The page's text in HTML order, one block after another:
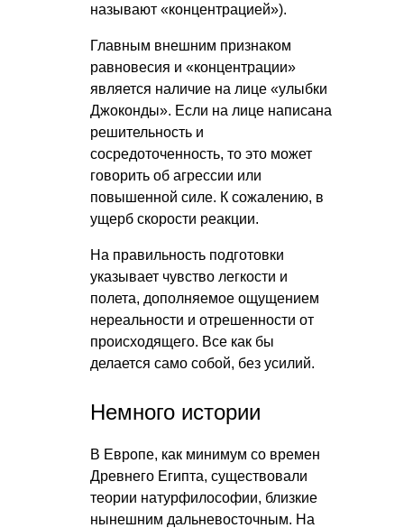
называют «концентрацией»).
Главным внешним признаком
равновесия и «концентрации»
является наличие на лице «улыбки
Джоконды». Если на лице написана
решительность и
сосредоточенность, то это может
говорить об агрессии или
повышенной силе. К сожалению, в
ущерб скорости реакции.
На правильность подготовки
указывает чувство легкости и
полета, дополняемое ощущением
нереальности и отрешенности от
происходящего. Все как бы
делается само собой, без усилий.
Немного истории
В Европе, как минимум со времен
Древнего Египта, существовали
теории натурфилософии, близкие
нынешним дальневосточным. На